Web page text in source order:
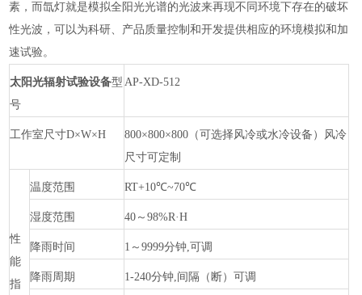
素，而氙灯就是模拟全阳光光谱的光波来再现不同环境下存在的破坏
性光波，可以为科研、产品质量控制和开发提供相应的环境模拟和加
速试验。
太阳光辐射试验设备型
号
AP-XD-512
工作室尺寸D×W×H
800×800×800（可选择风冷或水冷设备）风冷
尺寸可定制
性
能
指
温度范围 RT+10℃~70℃
湿度范围 40～98%R·H
降雨时间 1～9999分钟,可调
降雨周期 1-240分钟,间隔（断）可调